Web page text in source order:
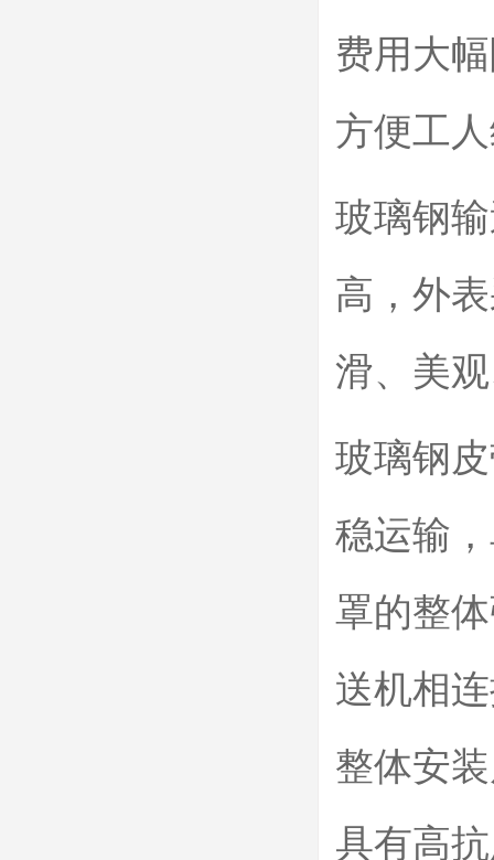
费用大
方便工
玻璃钢
高，外
滑、美
玻璃钢
稳运输
罩的整
送机相
整体安
具有高